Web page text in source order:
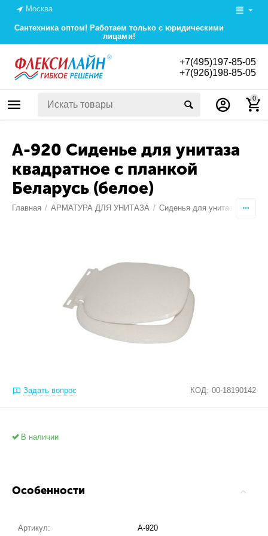
Москва
Сантехника оптом! Работаем только с юридическими
лицами!
+7(495)197-85-05
+7(926)198-85-05
0
А-920 Сиденье для унитаза
квадратное с планкой
Беларусь (белое)
Главная / АРМАТУРА ДЛЯ УНИТАЗА / Сиденья для унитаза и
Задать вопрос КОД: 00-18190142
В наличии
Особенности
Артикул: А-920